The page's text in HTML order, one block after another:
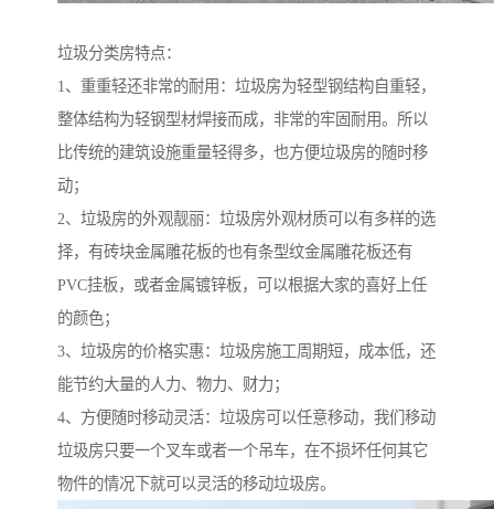
垃圾分类房特点：
1、重重轻还非常的耐用：垃圾房为轻型钢结构自重轻，
整体结构为轻钢型材焊接而成，非常的牢固耐用。所以
比传统的建筑设施重量轻得多，也方便垃圾房的随时移
动；
2、垃圾房的外观靓丽：垃圾房外观材质可以有多样的选
择，有砖块金属雕花板的也有条型纹金属雕花板还有
PVC挂板，或者金属镀锌板，可以根据大家的喜好上任
的颜色；
3、垃圾房的价格实惠：垃圾房施工周期短，成本低，还
能节约大量的人力、物力、财力；
4、方便随时移动灵活：垃圾房可以任意移动，我们移动
垃圾房只要一个叉车或者一个吊车，在不损坏任何其它
物件的情况下就可以灵活的移动垃圾房。